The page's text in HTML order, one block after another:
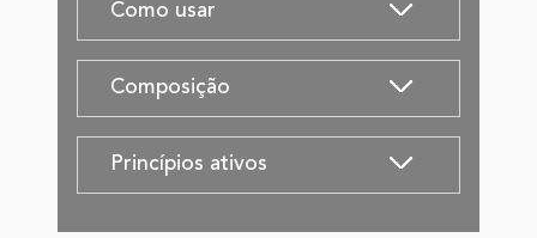
Como usar
Composição
Princípios ativos